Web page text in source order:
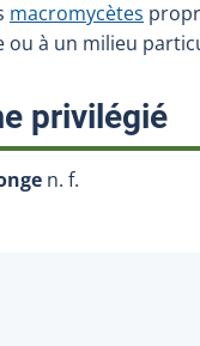
macromycètes
ou à un milieu
privilégié:
n. f.